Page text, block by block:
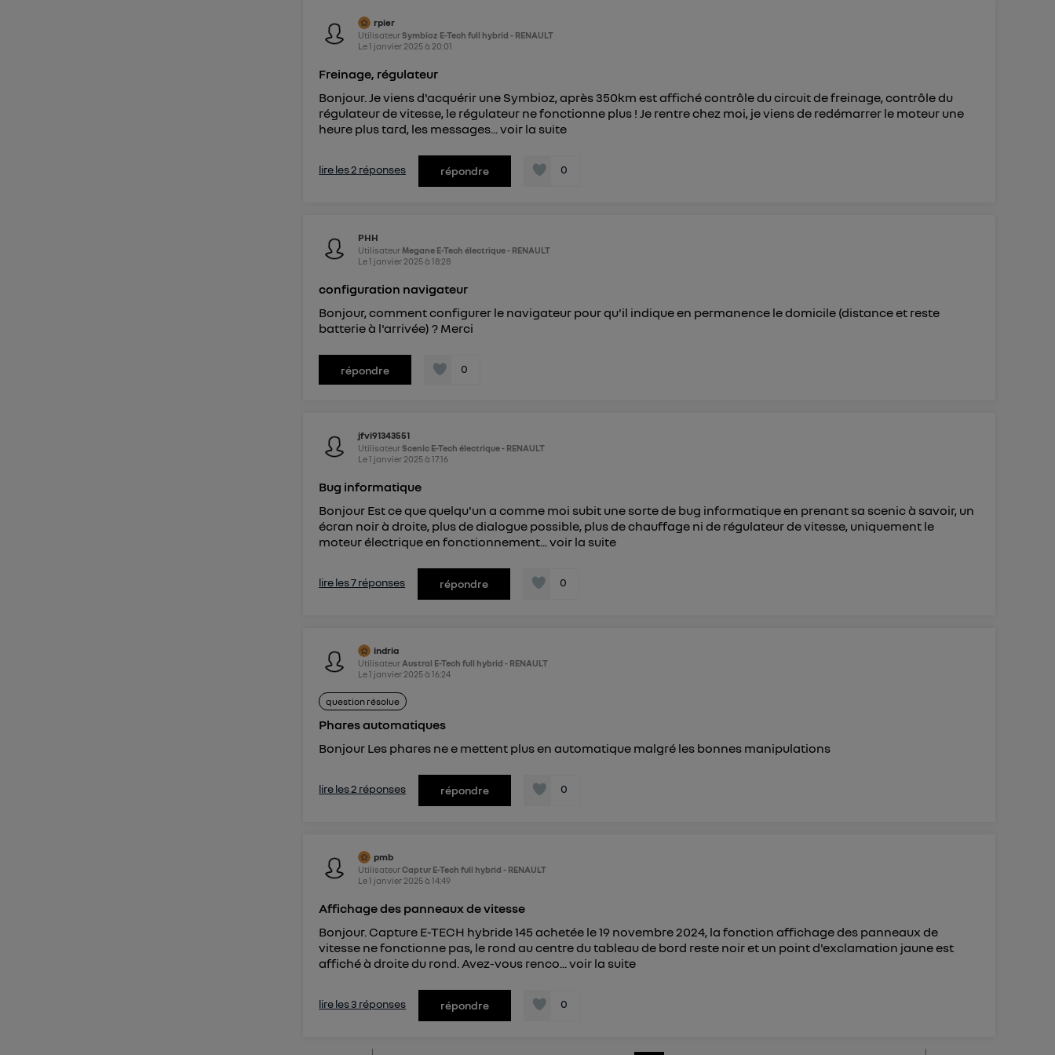
rpier
UtilisateurSymbioz E-Tech full hybrid - RENAULT
Le1 janvier 2025à 20:01
Freinage, régulateur
Bonjour. Je viens d'acquérir une Symbioz, après 350km est affiché contrôle du circuit de freinage, contrôle du
régulateur de vitesse, le régulateur ne fonctionne plus ! Je rentre chez moi, je viens de redémarrer le moteur une
heure plus tard, les messages...voir la suite
lire les 2 réponses répondre 0
PHH
Utilisateur Megane E-Tech électrique - RENAULT
Le1 janvier 2025à18:28
configuration navigateur
Bonjour, comment configurer le navigateur pour qu'il indique en permanence le domicile (distance et reste
batterie à l'arrivée) ? Merci
répondre 0
jfvi91343551
UtilisateurScenic E-Tech électrique - RENAULT
Le1 janvier 2025à17:16
Bug informatique
Bonjour Est ce que quelqu'un a comme moi subit une sorte de bug informatique en prenant sa scenic à savoir, un
écran noir à droite, plus de dialogue possible, plus de chauffage ni de régulateur de vitesse, uniquement le
moteur électrique en fonctionnement...voir la suite
lire les 7 réponses répondre 0
indria
Utilisateur Austral E-Tech full hybrid - RENAULT
Le1 janvier 2025à16:24
question résolue
Phares automatiques
Bonjour Les phares ne e mettent plus en automatique malgré les bonnes manipulations
lire les 2 réponses répondre 0
pmb
UtilisateurCaptur E-Tech full hybrid - RENAULT
Le1 janvier 2025à14:49
Affichage des panneaux de vitesse
Bonjour. Capture E-TECH hybride 145 achetée le 19 novembre 2024, la fonction affichage des panneaux de
vitesse ne fonctionne pas, le rond au centre du tableau de bord reste noir et un point d'exclamation jaune est
affiché à droite du rond. Avez-vous renco...voir la suite
lire les 3 réponses répondre 0
d'informations, veuillez consulter la Politique d'information sur les données